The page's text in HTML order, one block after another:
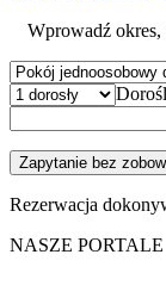
Wprowadź okres,
Zapytanie bez
Rezerwacja
NASZE PORTALE